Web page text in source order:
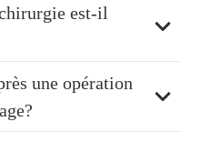
est-il
une opération